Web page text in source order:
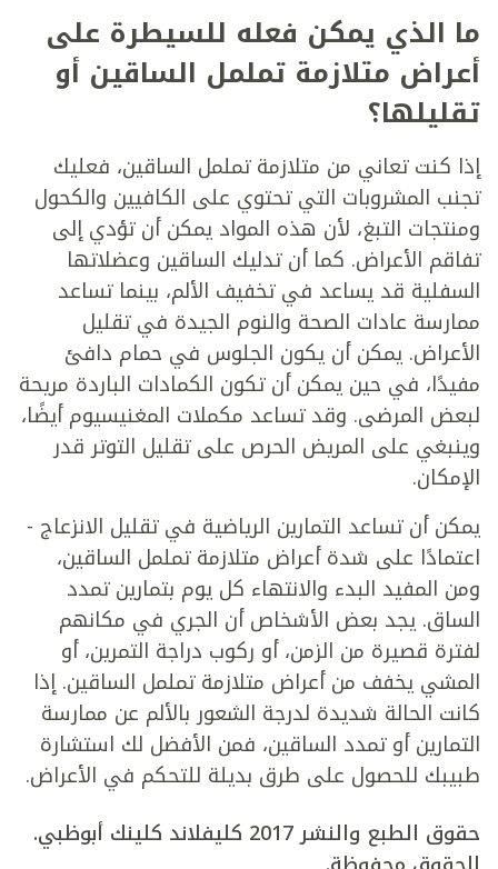
ما الذي يمكن فعله للسيطرة على
أعراض متلازمة تململ الساقين أو
تقليلها؟
إذا كنت تعاني من متلازمة تململ الساقين، فعليك
تجنب المشروبات التي تحتوي على الكافيين والكحول
ومنتجات التبغ، لأن هذه المواد يمكن أن تؤدي إلى
تفاقم الأعراض. كما أن تدليك الساقين وعضلاتها
السفلية قد يساعد في تخفيف الألم، بينما تساعد
ممارسة عادات الصحة والنوم الجيدة في تقليل
الأعراض. يمكن أن يكون الجلوس في حمام دافئ
مفيدًا، في حين يمكن أن تكون الكمادات الباردة مريحة
لبعض المرضى. وقد تساعد مكملات المغنيسيوم أيضًا،
وينبغي على المريض الحرص على تقليل التوتر قدر
الإمكان.
يمكن أن تساعد التمارين الرياضية في تقليل الانزعاج -
اعتمادًا على شدة أعراض متلازمة تململ الساقين،
ومن المفيد البدء والانتهاء كل يوم بتمارين تمدد
الساق. يجد بعض الأشخاص أن الجري في مكانهم
لفترة قصيرة من الزمن، أو ركوب دراجة التمرين، أو
المشي يخفف من أعراض متلازمة تململ الساقين. إذا
كانت الحالة شديدة لدرجة الشعور بالألم عن ممارسة
التمارين أو تمدد الساقين، فمن الأفضل لك استشارة
طبيبك للحصول على طرق بديلة للتحكم في الأعراض.
حقوق الطبع والنشر 2017 كليفلاند كلينك أبوظبي.